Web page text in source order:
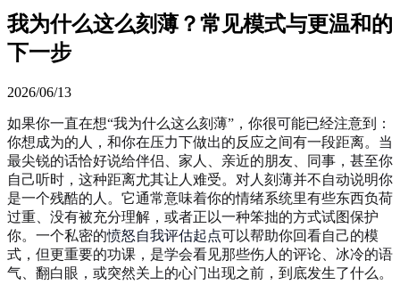
我为什么这么刻薄？常见模式与更温和的
下一步
2026/06/13
如果你一直在想“我为什么这么刻薄”，你很可能已经注意到：
你想成为的人，和你在压力下做出的反应之间有一段距离。当
最尖锐的话恰好说给伴侣、家人、亲近的朋友、同事，甚至你
自己听时，这种距离尤其让人难受。对人刻薄并不自动说明你
是一个残酷的人。它通常意味着你的情绪系统里有些东西负荷
过重、没有被充分理解，或者正以一种笨拙的方式试图保护
你。一个私密的愤怒自我评估起点可以帮助你回看自己的模
式，但更重要的功课，是学会看见那些伤人的评论、冰冷的语
气、翻白眼，或突然关上的心门出现之前，到底发生了什么。